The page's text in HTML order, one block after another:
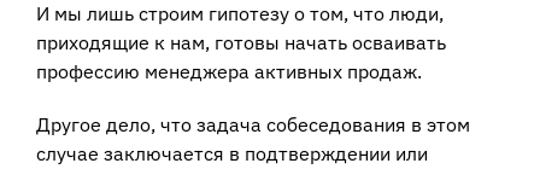
И мы лишь строим гипотезу о том, что люди,
приходящие к нам, готовы начать осваивать
профессию менеджера активных продаж.
Другое дело, что задача собеседования в этом
случае заключается в подтверждении или